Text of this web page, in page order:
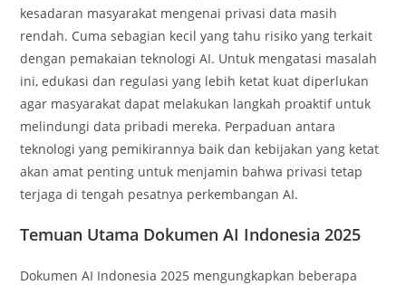
kesadaran masyarakat mengenai privasi data masih
rendah. Cuma sebagian kecil yang tahu risiko yang terkait
dengan pemakaian teknologi AI. Untuk mengatasi masalah
ini, edukasi dan regulasi yang lebih ketat kuat diperlukan
agar masyarakat dapat melakukan langkah proaktif untuk
melindungi data pribadi mereka. Perpaduan antara
teknologi yang pemikirannya baik dan kebijakan yang ketat
akan amat penting untuk menjamin bahwa privasi tetap
terjaga di tengah pesatnya perkembangan AI.
Temuan Utama Dokumen AI Indonesia 2025
Dokumen AI Indonesia 2025 mengungkapkan beberapa